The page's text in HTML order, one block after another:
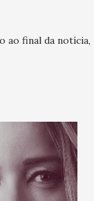
ao final da notícia,